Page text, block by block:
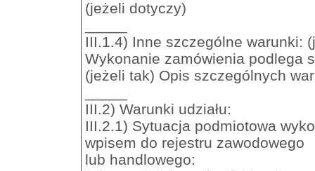
(jeżeli dotyczy)
III.1.4) Inne szczególne warunki:
Wykonanie zamówienia podlega
(jeżeli tak) Opis szczególnych
III.2) Warunki udziału:
III.2.1) Sytuacja podmiotowa
wpisem do rejestru zawodowego
lub handlowego: